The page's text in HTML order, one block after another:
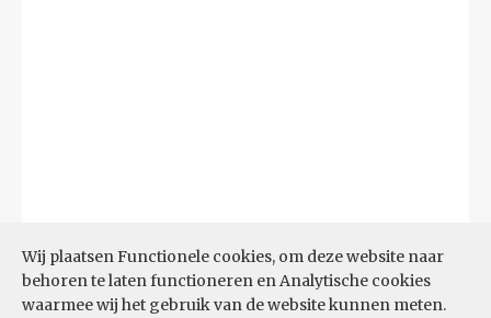
Wij plaatsen Functionele cookies, om deze website naar
behoren te laten functioneren en Analytische cookies
waarmee wij het gebruik van de website kunnen meten.